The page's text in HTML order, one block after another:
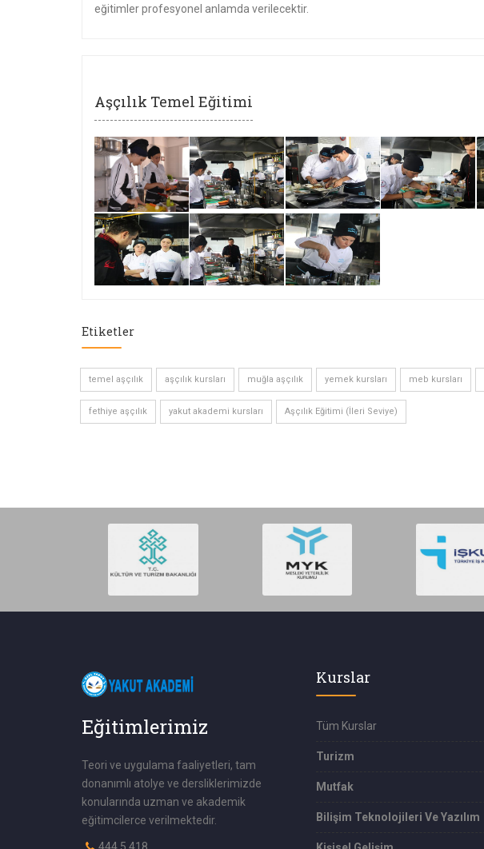
eğitimler profesyonel anlamda verilecektir.
Aşçılık Temel Eğitimi
Etiketler
temel aşçılık aşçılık kursları muğla aşçılık yemek kursları meb kursları
fethiye aşçılık yakut akademi kursları Aşçılık Eğitimi (İleri Seviye)
Eğitimlerimiz
Teori ve uygulama faaliyetleri, tam
donanımlı atolye ve dersliklerimizde
konularında uzman ve akademik
eğitimcilerce verilmektedir.
444 5 418
Kurslar
Tüm Kurslar
Turizm
Mutfak
Bilişim Teknolojileri Ve Yazılım